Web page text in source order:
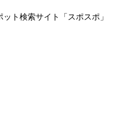
ト検索サイト「スポスポ」